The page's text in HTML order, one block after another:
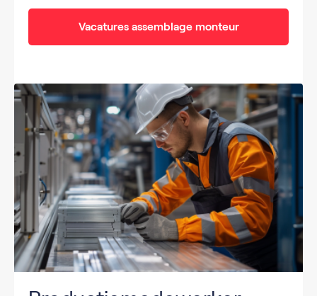
Vacatures assemblage monteur